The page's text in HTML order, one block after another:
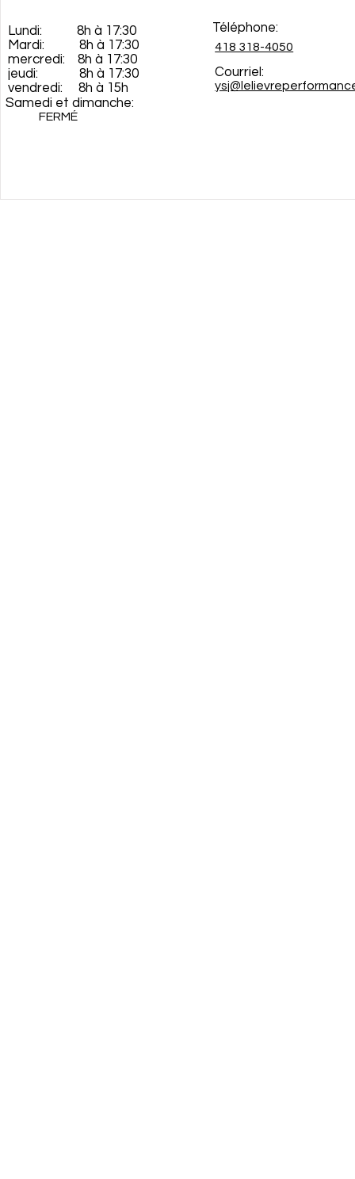
Lundi: 8h à 17:30
Mardi: 8h à 17:30
mercredi: 8h à 17:30
jeudi: 8h à 17:30
vendredi: 8h à 15h
Samedi et dimanche:
FERMÉ
Téléphone:
418 318-4050
Courriel: